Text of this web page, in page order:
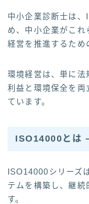
中小企業診断士は
め、中小企業がこれ
経営を推進するため
環境経営は、単に法
利益と環境保全を両
ています。
ISO14000とは
ISO14000シリーズ
テムを構築し、継続
す。